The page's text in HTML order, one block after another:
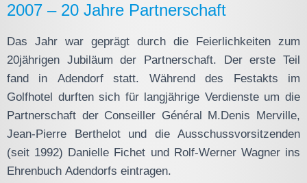
2007 – 20 Jahre Partnerschaft
Das Jahr war geprägt durch die Feierlichkeiten zum
20jährigen Jubiläum der Partnerschaft. Der erste Teil
fand in Adendorf statt. Während des Festakts im
Golfhotel durften sich für langjährige Verdienste um die
Partnerschaft der Conseiller Général M.Denis Merville,
Jean-Pierre Berthelot und die Ausschussvorsitzenden
(seit 1992) Danielle Fichet und Rolf-Werner Wagner ins
Ehrenbuch Adendorfs eintragen.